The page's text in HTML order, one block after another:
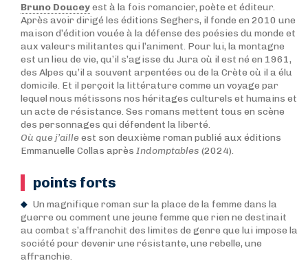
Bruno Douceyest à la fois romancier, poète et éditeur.
Après avoir dirigé les éditions Seghers, il fonde en 2010 une
maison d’édition vouée à la défense des poésies du monde et
aux valeurs militantes qui l’animent. Pour lui, la montagne
est un lieu de vie, qu’il s’agisse du Jura où il est né en 1961,
des Alpes qu’il a souvent arpentées ou de la Crète où il a élu
domicile. Et il perçoit la littérature comme un voyage par
lequel nous métissons nos héritages culturels et humains et
un acte de résistance. Ses romans mettent tous en scène
des personnages qui défendent la liberté.
Où que j’ailleest son deuxième roman publié aux éditions
Emmanuelle Collas après Indomptables (2024).
points forts
Un magnifique roman sur la place de la femme dans la
guerre ou comment une jeune femme que rien ne destinait
au combat s’affranchit des limites de genre que lui impose la
société pour devenir une résistante, une rebelle, une
affranchie.